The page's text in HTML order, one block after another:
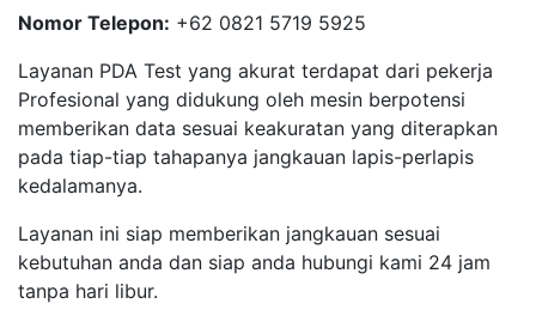
Nomor Telepon: +62 0821 5719 5925
Layanan PDA Test yang akurat terdapat dari pekerja
Profesional yang didukung oleh mesin berpotensi
memberikan data sesuai keakuratan yang diterapkan
pada tiap-tiap tahapanya jangkauan lapis-perlapis
kedalamanya.
Layanan ini siap memberikan jangkauan sesuai
kebutuhan anda dan siap anda hubungi kami 24 jam
tanpa hari libur.